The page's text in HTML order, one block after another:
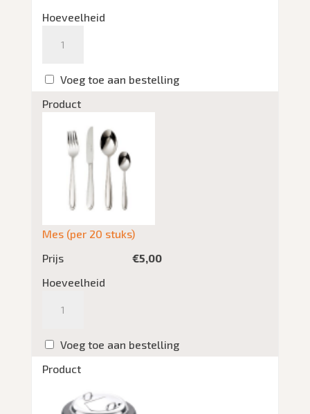
Hoeveelheid
Voeg toe aan bestelling
Product
Mes (per 20 stuks)
Prijs
€5,00
Hoeveelheid
Voeg toe aan bestelling
Product